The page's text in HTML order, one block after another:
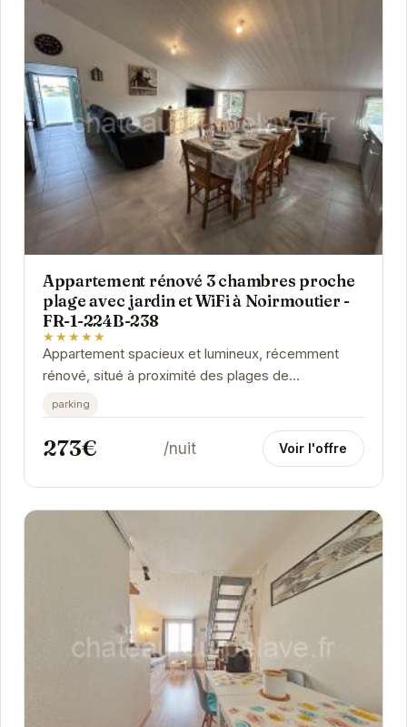
Appartement rénové 3 chambres proche
plage avec jardin et WiFi à Noirmoutier -
FR-1-224B-238
★★★★★
Appartement spacieux et lumineux, récemment
rénové, situé à proximité des plages de
Noirmoutier-en-l'Île. Dispose d'un jardin privatif et...
parking
273€ /nuit Voir l'offre